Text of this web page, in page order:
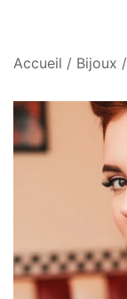
Accueil / Bijoux /